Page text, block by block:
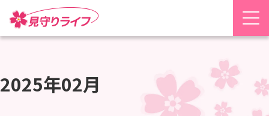
2025年02月